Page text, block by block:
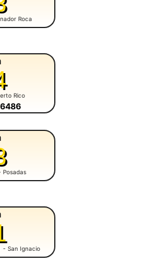
Roca
Rico
Posadas
- San Ignacio